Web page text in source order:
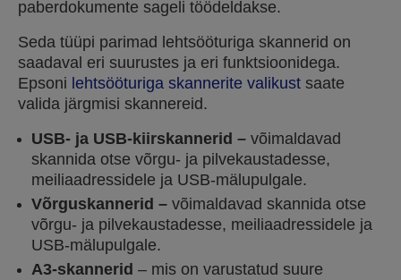
paberdokumente sageli töödeldakse.
Seda tüüpi parimad lehtsööturiga skannerid on
saadaval eri suurustes ja eri funktsioonidega.
Epsoni lehtsööturiga skannerite valikust saate
valida järgmisi skannereid.
USB- ja USB-kiirskannerid – võimaldavad
skannida otse võrgu- ja pilvekaustadesse,
meiliaadressidele ja USB-mälupulgale.
Võrguskannerid – võimaldavad skannida otse
võrgu- ja pilvekaustadesse, meiliaadressidele ja
USB-mälupulgale.
A3-skannerid – mis on varustatud suure